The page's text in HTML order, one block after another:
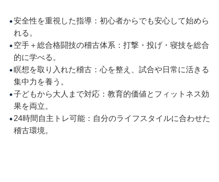
安全性を重視した指導：初心者からでも安心して始めら
れる。
空手＋総合格闘技の稽古体系：打撃・投げ・寝技を総合
的に学べる。
瞑想を取り入れた稽古：心を整え、試合や日常に活きる
集中力を養う。
子どもから大人まで対応：教育的価値とフィットネス効
果を両立。
24時間自主トレ可能：自分のライフスタイルに合わせた
稽古環境。